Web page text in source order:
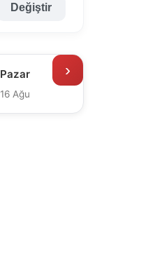
Değiştir
Pazar
16 Ağu
›